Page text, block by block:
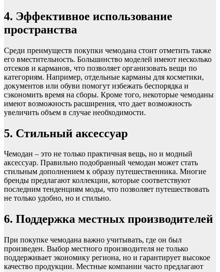
4. Эффективное использование
пространства
Среди преимуществ покупки чемодана стоит отметить также
его вместительность. Большинство моделей имеют несколько
отсеков и карманов, что позволяет организовать вещи по
категориям. Например, отдельные карманы для косметики,
документов или обуви помогут избежать беспорядка и
сэкономить время на сборы. Кроме того, некоторые чемоданы
имеют возможность расширения, что дает возможность
увеличить объем в случае необходимости.
5. Стильный аксессуар
Чемодан – это не только практичная вещь, но и модный
аксессуар. Правильно подобранный чемодан может стать
стильным дополнением к образу путешественника. Многие
бренды предлагают коллекции, которые соответствуют
последним тенденциям моды, что позволяет путешествовать
не только удобно, но и стильно.
6. Поддержка местных производителей
При покупке чемодана важно учитывать, где он был
произведен. Выбор местного производителя не только
поддерживает экономику региона, но и гарантирует высокое
качество продукции. Местные компании часто предлагают